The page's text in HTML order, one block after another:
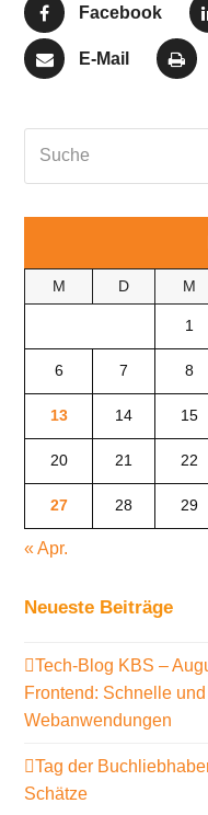
Facebook
E-Mail
M D M
1
6 7 8
13 14 15
20 21 22
27 28 29
« Apr.
Neueste Beiträge
Tech-Blog KBS –
Frontend: Schnelle
Webanwendungen
Tag der
Schätze